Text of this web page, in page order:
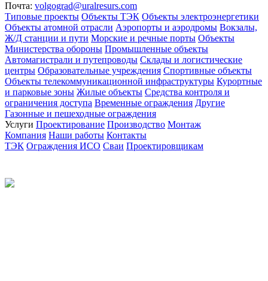
Почта: volgograd@uralresurs.com
Типовые проекты Объекты ТЭК Объекты электроэнергетики
Объекты атомной отрасли Аэропорты и аэродромы Вокзалы,
Ж/Д станции и пути Морские и речные порты Объекты
Министерства обороны Промышленные объекты
Автомагистрали и путепроводы Склады и логистические
центры Образовательные учреждения Спортивные объекты
Объекты телекоммуникационной инфраструктуры Курортные
и парковые зоны Жилые объекты Средства контроля и
ограничения доступа Временные ограждения Другие
Газонные и пешеходные ограждения
Услуги Проектирование Производство Монтаж
Компания Наши работы Контакты
ТЭК Ограждения ИСО Сваи Проектировщикам